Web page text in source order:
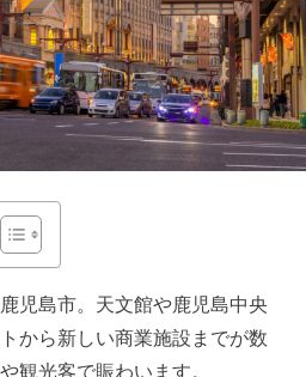
児島市。天文館や鹿児島中央
から新しい商業施設までが数
観光客で賑わいます。